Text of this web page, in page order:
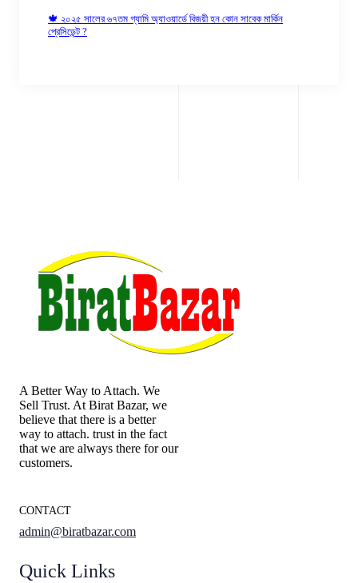
🍁 ২০২৫ সালের ৬৭তম গ্যামি অ্যাওয়ার্ডে বিজয়ী হন কোন সাবেক মার্কিন
প্রেসিডেন্ট ?
A Better Way to Attach. We
Sell Trust. At Birat Bazar, we
believe that there is a better
way to attach. trust in the fact
that we are always there for our
customers.
CONTACT
admin@biratbazar.com
Quick Links